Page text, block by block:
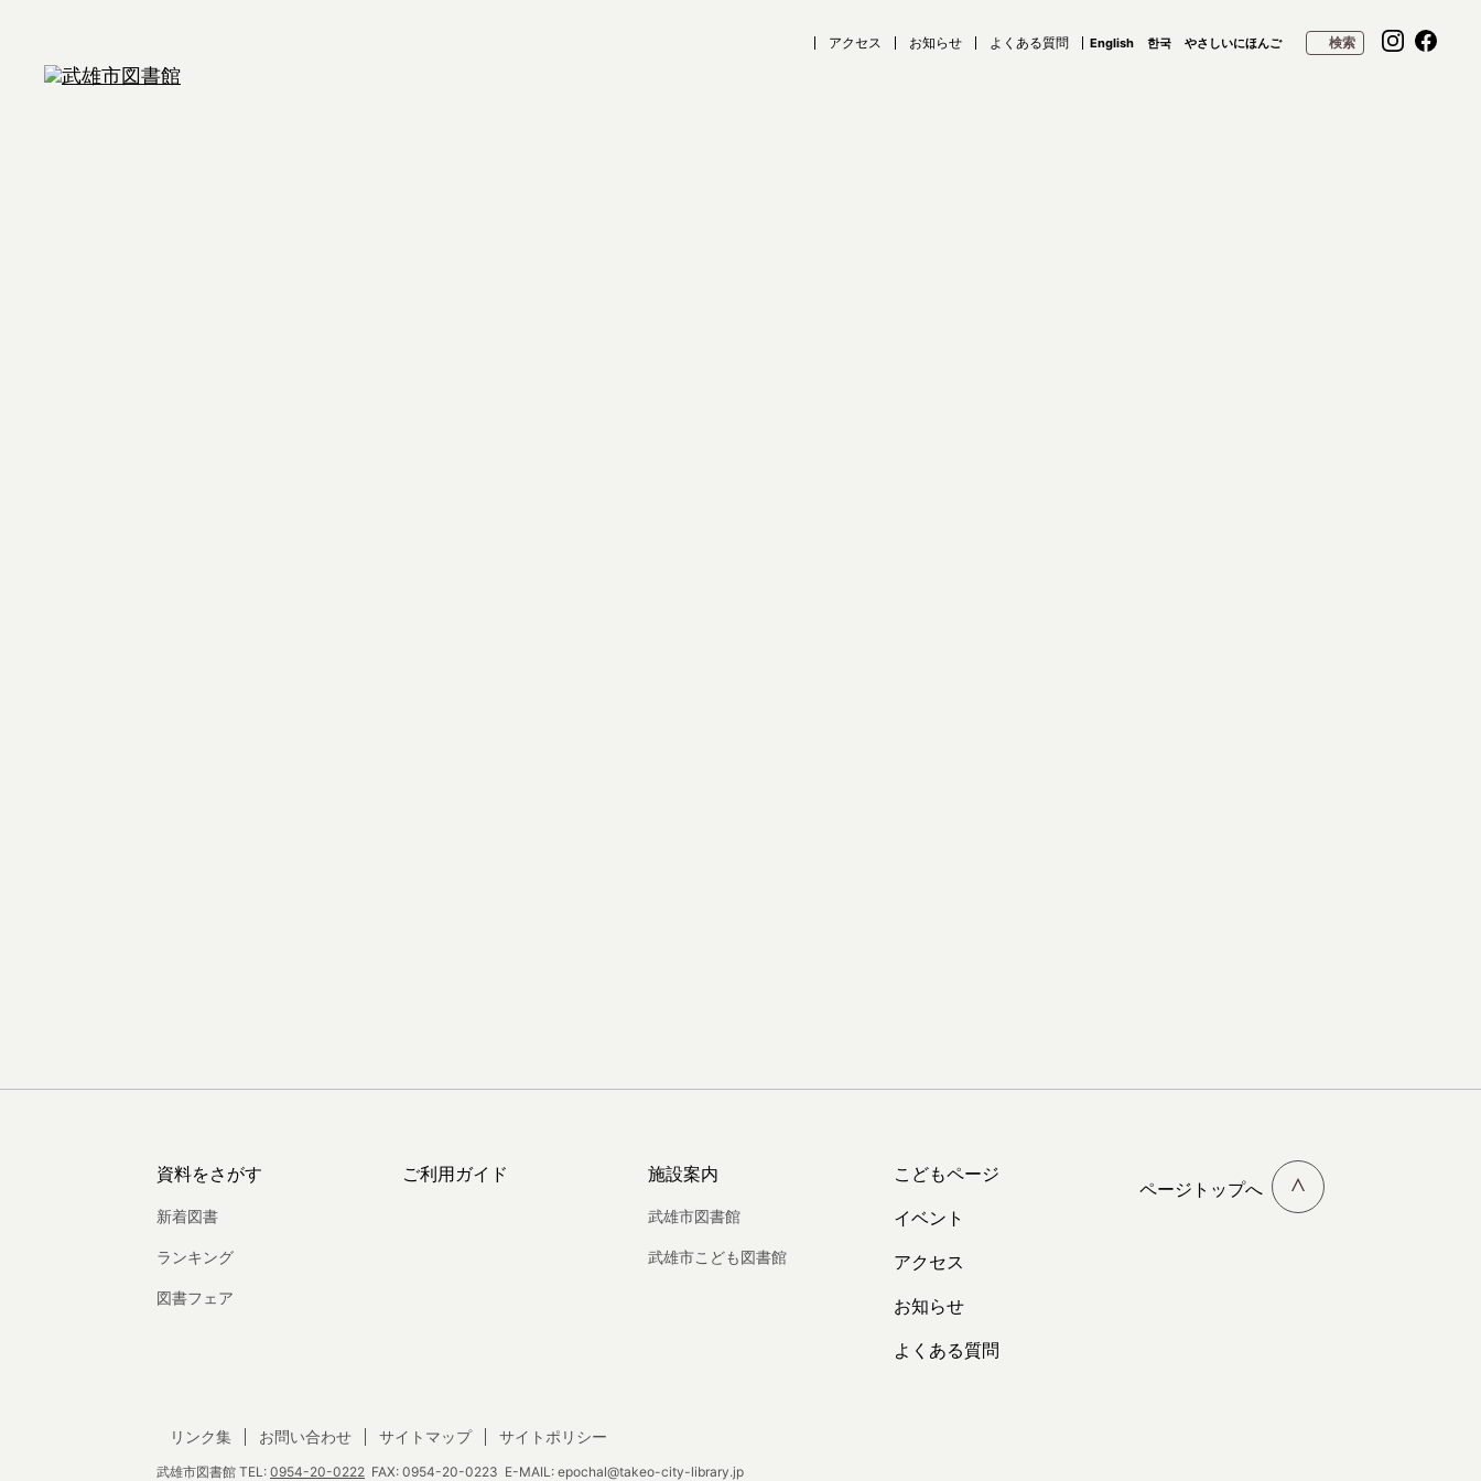
アクセス お知らせ よくある質問 English 한국 やさしいにほんご 検索
資料をさがす
新着図書
ランキング
図書フェア
ご利用ガイド 施設案内
武雄市図書館
武雄市こども図書館
こどもページ
イベント
アクセス
お知らせ
よくある質問
ページトップへ
武雄市図書館 TEL: 0954-20-0222 FAX: 0954-20-0223 E-MAIL: epochal@takeo-city-library.jp
リンク集 お問い合わせ サイトマップ サイトポリシー